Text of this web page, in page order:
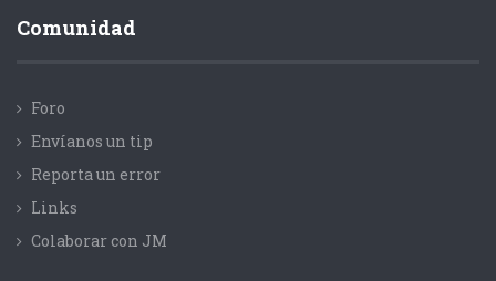
Comunidad
Foro
Envíanos un tip
Reporta un error
Links
Colaborar con JM